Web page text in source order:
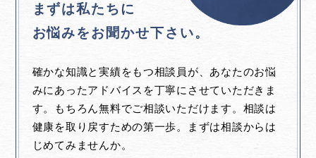
まずは私たちに
お悩みをお聞かせ下さい。
確かな知識と実績をもつ相談員が、あなたのお悩
みにあったアドバイスを丁寧にさせていただきま
す。もちろん無料でご相談いただけます。相談は
健康を取り戻すための第一歩。まずは相談からは
じめてみませんか。